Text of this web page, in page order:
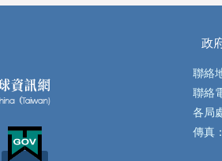
政
聯絡
聯絡
各局
傳真